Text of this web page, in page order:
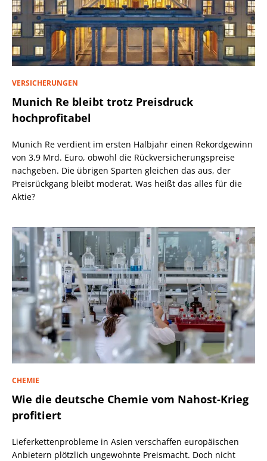
VERSICHERUNGEN
Munich Re bleibt trotz Preisdruck
hochprofitabel
Munich Re verdient im ersten Halbjahr einen Rekordgewinn
von 3,9 Mrd. Euro, obwohl die Rückversicherungspreise
nachgeben. Die übrigen Sparten gleichen das aus, der
Preisrückgang bleibt moderat. Was heißt das alles für die
Aktie?
CHEMIE
Wie die deutsche Chemie vom Nahost-Krieg
profitiert
Lieferkettenprobleme in Asien verschaffen europäischen
Anbietern plötzlich ungewohnte Preismacht. Doch nicht